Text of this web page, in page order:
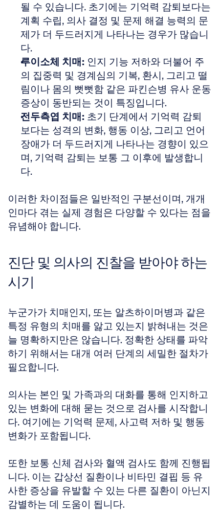
될 수 있습니다. 초기에는 기억력 감퇴보다는
계획 수립, 의사 결정 및 문제 해결 능력의 문
제가 더 두드러지게 나타나는 경우가 많습니
다.
루이소체 치매: 인지 기능 저하와 더불어 주
의 집중력 및 경계심의 기복, 환시, 그리고 떨
림이나 몸의 뻣뻣함 같은 파킨슨병 유사 운동
증상이 동반되는 것이 특징입니다.
전두측엽 치매: 초기 단계에서 기억력 감퇴
보다는 성격의 변화, 행동 이상, 그리고 언어
장애가 더 두드러지게 나타나는 경향이 있으
며, 기억력 감퇴는 보통 그 이후에 발생합니
다.
이러한 차이점들은 일반적인 구분선이며, 개개
인마다 겪는 실제 경험은 다양할 수 있다는 점을
유념해야 합니다.
진단 및 의사의 진찰을 받아야 하는
시기
누군가가 치매인지, 또는 알츠하이머병과 같은
특정 유형의 치매를 앓고 있는지 밝혀내는 것은
늘 명확하지만은 않습니다. 정확한 상태를 파악
하기 위해서는 대개 여러 단계의 세밀한 절차가
필요합니다.
의사는 본인 및 가족과의 대화를 통해 인지하고
있는 변화에 대해 묻는 것으로 검사를 시작합니
다. 여기에는 기억력 문제, 사고력 저하 및 행동
변화가 포함됩니다.
또한 보통 신체 검사와 혈액 검사도 함께 진행됩
니다. 이는 갑상선 질환이나 비타민 결핍 등 유
사한 증상을 유발할 수 있는 다른 질환이 아닌지
감별하는 데 도움이 됩니다.